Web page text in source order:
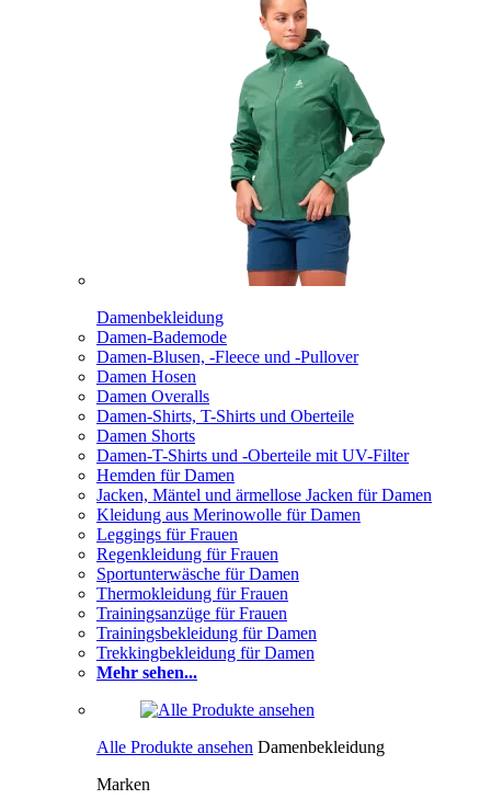
Damenbekleidung
Damen-Bademode
Damen-Blusen, -Fleece und -Pullover
Damen Hosen
Damen Overalls
Damen-Shirts, T-Shirts und Oberteile
Damen Shorts
Damen-T-Shirts und -Oberteile mit UV-Filter
Hemden für Damen
Jacken, Mäntel und ärmellose Jacken für Damen
Kleidung aus Merinowolle für Damen
Leggings für Frauen
Regenkleidung für Frauen
Sportunterwäsche für Damen
Thermokleidung für Frauen
Trainingsanzüge für Frauen
Trainingsbekleidung für Damen
Trekkingbekleidung für Damen
Mehr sehen...
Alle Produkte ansehen Damenbekleidung
Marken